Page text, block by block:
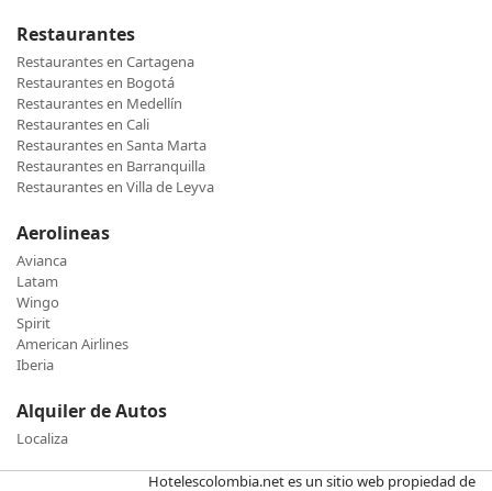
Restaurantes
Restaurantes en Cartagena
Restaurantes en Bogotá
Restaurantes en Medellín
Restaurantes en Cali
Restaurantes en Santa Marta
Restaurantes en Barranquilla
Restaurantes en Villa de Leyva
Aerolineas
Avianca
Latam
Wingo
Spirit
American Airlines
Iberia
Alquiler de Autos
Localiza
Hotelescolombia.net es un sitio web propiedad de